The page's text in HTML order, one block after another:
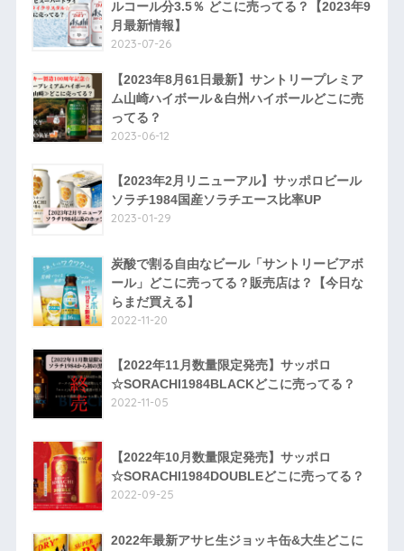
ルコール分3.5％ どこに売ってる？【2023年9
月最新情報】
2023-07-26
【2023年8月61日最新】サントリープレミア
ム山崎ハイボール＆白州ハイボールどこに売
ってる？
2023-06-12
【2023年2月リニューアル】サッポロビール
ソラチ1984国産ソラチエース比率UP
2023-01-29
炭酸で割る自由なビール「サントリービアボ
ール」どこに売ってる？販売店は？【今日な
らまだ買える】
2022-11-20
【2022年11月数量限定発売】サッポロ
☆SORACHI1984BLACKどこに売ってる？
2022-11-05
【2022年10月数量限定発売】サッポロ
☆SORACHI1984DOUBLEどこに売ってる？
2022-09-25
2022年最新アサヒ生ジョッキ缶&大生どこに